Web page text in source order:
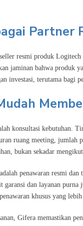
Partner
resmi produk
jaminan bahwa produk
investasi, terutama bagi
konsultasi kebutuhan.
ruang meeting, jumlah
bukan sekadar
penawaran resmi
garansi dan layanan purna
khusus yang
Gifera memastikan